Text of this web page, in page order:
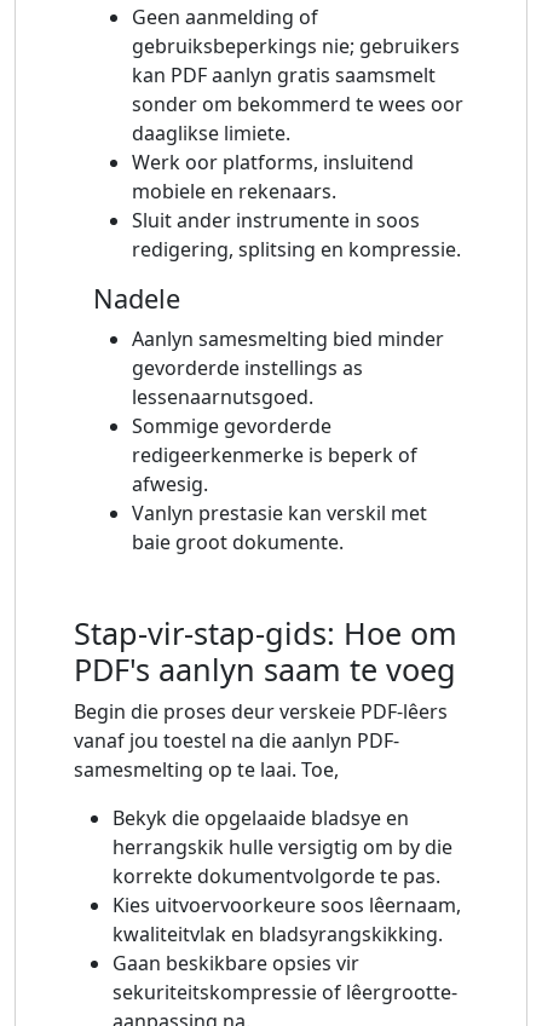
Geen aanmelding of
gebruiksbeperkings nie; gebruikers
kan PDF aanlyn gratis saamsmelt
sonder om bekommerd te wees oor
daaglikse limiete.
Werk oor platforms, insluitend
mobiele en rekenaars.
Sluit ander instrumente in soos
redigering, splitsing en kompressie.
Nadele
Aanlyn samesmelting bied minder
gevorderde instellings as
lessenaarnutsgoed.
Sommige gevorderde
redigeerkenmerke is beperk of
afwesig.
Vanlyn prestasie kan verskil met
baie groot dokumente.
Stap-vir-stap-gids: Hoe om
PDF's aanlyn saam te voeg
Begin die proses deur verskeie PDF-lêers
vanaf jou toestel na die aanlyn PDF-
samesmelting op te laai. Toe,
Bekyk die opgelaaide bladsye en
herrangskik hulle versigtig om by die
korrekte dokumentvolgorde te pas.
Kies uitvoervoorkeure soos lêernaam,
kwaliteitvlak en bladsyrangskikking.
Gaan beskikbare opsies vir
sekuriteitskompressie of lêergrootte-